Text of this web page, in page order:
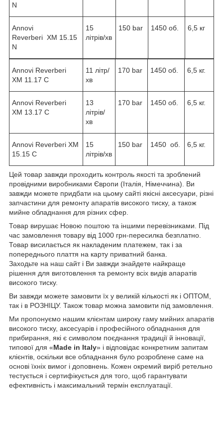
N
Annovi
Reverberi XM 15.15
N
15
літрів/хв
150 bar 1450 об. 6,5 кг
Annovi Reverberi
XM 11.17 C
11 літр/
хв
170 bar 1450 об. 6,5 кг.
Annovi Reverberi
XM 13.17 C
13
літрів/
хв
170 bar 1450 об. 6,5 кг.
Annovi Reverberi XM
15.15 C
15
літрів/хв
150 bar 1450 об. 6,5 кг.
Цей товар завжди проходить контроль якості та зроблений
провідними виробниками Європи (Італія, Німеччина). Ви
завжди можете придбати на цьому сайті якісні аксесуари, різні
запчастини для ремонту апаратів високого тиску, а також
мийне обладнання для різних сфер.
Товар вирушає Новою поштою та іншими перевізниками. Під
час замовлення товару від 1000 грн-пересилка безплатно.
Товар висилається як накладеним платежем, так і за
попереднього плаття на карту приватний банка.
Заходьте на наш сайт і Ви завжди знайдете найкраще
рішення для виготовлення та ремонту всіх видів апаратів
високого тиску.
Ви завжди можете замовити їх у великій кількості як і ОПТОМ,
так і в РОЗНІЦУ. Також товар можна замовити під замовлення.
Ми пропонуємо нашим клієнтам широку гаму мийних апаратів
високого тиску, аксесуарів і професійного обладнання для
прибирання, які є символом поєднання традиції й інновації,
типової для «Made in Italy» і відповідає конкретним запитам
клієнтів, оскільки все обладнання було розроблене саме на
основі їхніх вимог і доповнень. Кожен окремий виріб ретельно
тестується і сертифікується для того, щоб гарантувати
ефективність і максимальний термін експлуатації.